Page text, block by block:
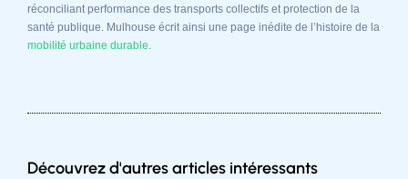
réconciliant performance des transports collectifs et protection de la
santé publique. Mulhouse écrit ainsi une page inédite de l’histoire de la
mobilité urbaine durable.
Découvrez d'autres articles intéressants